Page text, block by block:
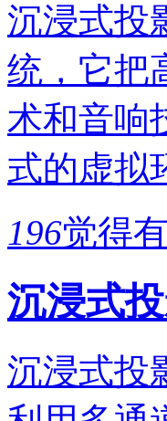
沉浸式投
统，它把
术和音响
式的虚拟
196觉得
沉浸式
沉浸式投